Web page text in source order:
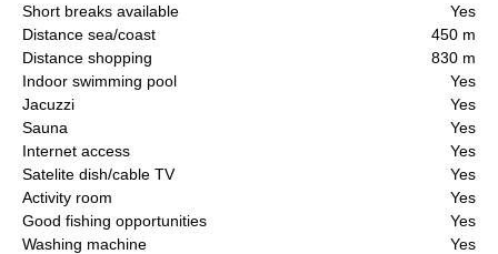
Short breaks available
Yes
Distance sea/coast
450 m
Distance shopping
830 m
Indoor swimming pool
Yes
Jacuzzi
Yes
Sauna
Yes
Internet access
Yes
Satelite dish/cable TV
Yes
Activity room
Yes
Good fishing opportunities
Yes
Washing machine
Yes